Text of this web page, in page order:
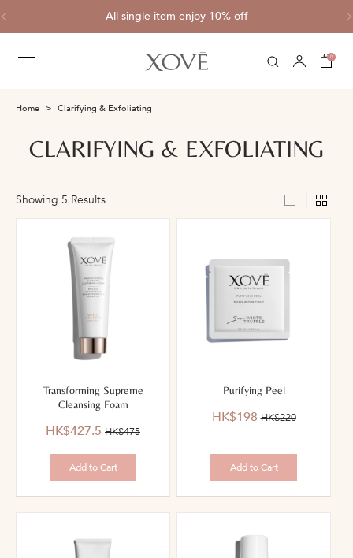
All single item enjoy 10% off
0
Home Clarifying & Exfoliating
CLARIFYING & EXFOLIATING
Showing 5 Results
Transforming Supreme
Cleansing Foam
優
價：
HK$427.5 價
HK$475
Add to Cart
Purifying Peel
優
HK$198價
HK$220
Add to Cart